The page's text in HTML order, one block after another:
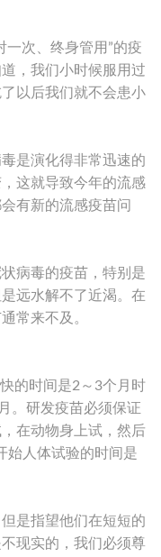
一次、终身管用”的疫
，我们小时候服用过
以后我们就不会患小
是演化得非常迅速的
这就导致今年的流感
有新的流感疫苗问
病毒的疫苗，特别是
远水解不了近渴。在
常来不及。
的时间是2～3个月时
。研发疫苗必须保证
在动物身上试，然后
始人体试验的时间是
是指望他们在短短的
现实的，我们必须尊